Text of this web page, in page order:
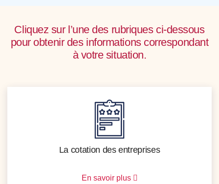
Cliquez sur l’une des rubriques ci-dessous
pour obtenir des informations correspondant
à votre situation.
La cotation des entreprises
En savoir plus